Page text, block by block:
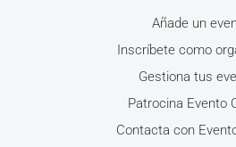
Añade un
Inscríbete como
Gestiona tus
Patrocina Evento
Contacta con